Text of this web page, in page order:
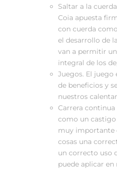
Saltar a la
Coia apuesta
con cuerda
el desarrollo de
van a permitir
integral de los
Juegos. El
de beneficios y
nuestros
Carrera
como un
muy importante
cosas una
un correcto uso
puede aplicar